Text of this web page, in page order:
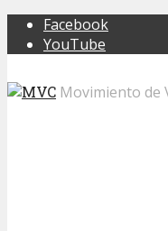
Facebook
YouTube
Movimiento de